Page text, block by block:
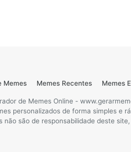
Memes Memes Recentes Memes
de Memes Online -
personalizados de forma simples e
não são de responsabilidade deste